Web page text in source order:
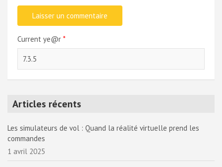
Current ye@r *
Articles récents
Les simulateurs de vol : Quand la réalité virtuelle prend les
commandes
1 avril 2025